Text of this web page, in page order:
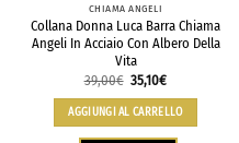
CHIAMA ANGELI
Collana Donna Luca Barra Chiama
Angeli In Acciaio Con Albero Della
Vita
39,00€ 35,10€
AGGIUNGI AL CARRELLO